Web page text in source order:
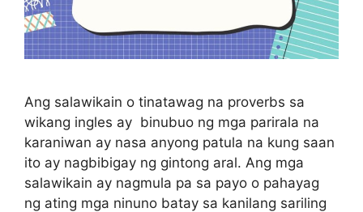
Ang salawikain o tinatawag na proverbs sa
wikang ingles ay binubuo ng mga parirala na
karaniwan ay nasa anyong patula na kung saan
ito ay nagbibigay ng gintong aral. Ang mga
salawikain ay nagmula pa sa payo o pahayag
ng ating mga ninuno batay sa kanilang sariling